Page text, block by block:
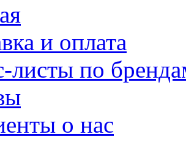
и оплата
листы по
о нас